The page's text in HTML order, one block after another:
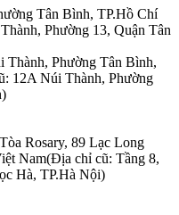
Tân Bình, TP.Hồ Chí
Phường 13, Quận Tân
Thành, Phường Tân Bình,
12A Núi Thành, Phường
Rosary, 89 Lạc Long
Nam(Địa chỉ cũ: Tầng 8,
Hà, TP.Hà Nội)